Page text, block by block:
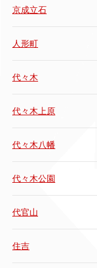
京成立石
人形町
代々木
代々木上原
代々木八幡
代々木公園
代官山
住吉